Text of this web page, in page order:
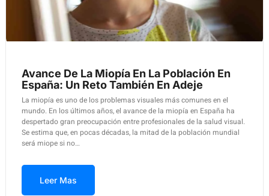
Avance De La Miopía En La Población En
España: Un Reto También En Adeje
La miopía es uno de los problemas visuales más comunes en el
mundo. En los últimos años, el avance de la miopía en España ha
despertado gran preocupación entre profesionales de la salud visual.
Se estima que, en pocas décadas, la mitad de la población mundial
será miope si no…
Leer Mas